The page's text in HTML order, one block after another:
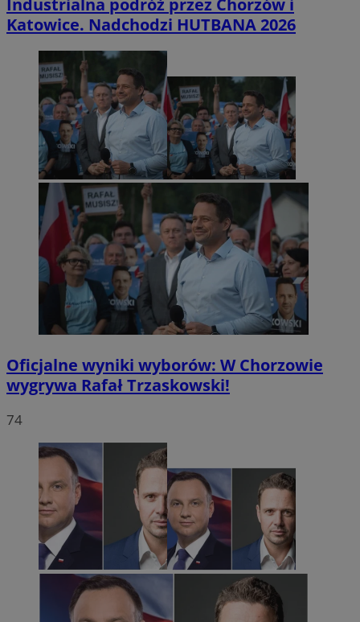
Industrialna podróż przez Chorzów i
Katowice. Nadchodzi HUTBANA 2026
Oficjalne wyniki wyborów: W Chorzowie
wygrywa Rafał Trzaskowski!
74